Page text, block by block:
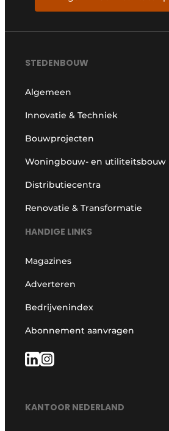
STEDENBOUW
Algemeen
Innovatie & Techniek
Bouwprojecten
Woningbouw- en utiliteitsbouw
Distributiecentra
Renovatie & Transformatie
HANDIGE LINKS
Magazines
Adverteren
Bedrijvenindex
Abonnement aanvragen
KANTOOR NEDERLAND